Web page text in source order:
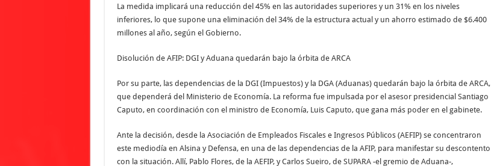
La medida implicará una reducción del 45% en las autoridades superiores y un 31% en los niveles
inferiores, lo que supone una eliminación del 34% de la estructura actual y un ahorro estimado de $6.400
millones al año, según el Gobierno.
Disolución de AFIP: DGI y Aduana quedarán bajo la órbita de ARCA
Por su parte, las dependencias de la DGI (Impuestos) y la DGA (Aduanas) quedarán bajo la órbita de ARCA,
que dependerá del Ministerio de Economía. La reforma fue impulsada por el asesor presidencial Santiago
Caputo, en coordinación con el ministro de Economía, Luis Caputo, que gana más poder en el gabinete.
Ante la decisión, desde la Asociación de Empleados Fiscales e Ingresos Públicos (AEFIP) se concentraron
este mediodía en Alsina y Defensa, en una de las dependencias de la AFIP, para manifestar su descontento
con la situación. Allí, Pablo Flores, de la AEFIP, y Carlos Sueiro, de SUPARA -el gremio de Aduana-,